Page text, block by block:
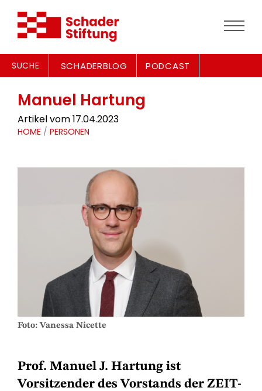
SUCHE SCHADERBLOG PODCAST
Manuel Hartung
Artikel vom 17.04.2023
HOME / PERSONEN
Foto: Vanessa Nicette
Prof. Manuel J. Hartung ist
Vorsitzender des Vorstands der ZEIT-